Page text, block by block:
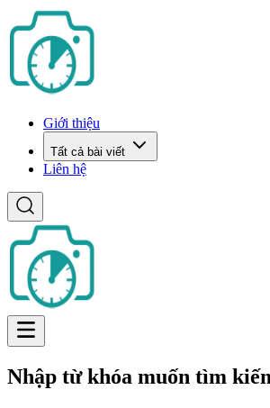
Giới thiệu
Tất cả bài viết
Liên hệ
Nhập từ khóa muốn tìm